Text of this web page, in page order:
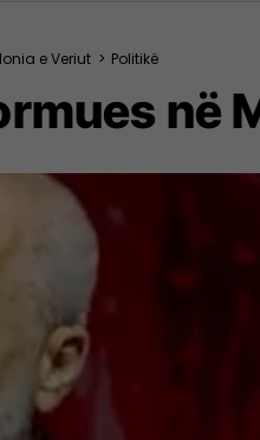
e Veriut > Politikë
në